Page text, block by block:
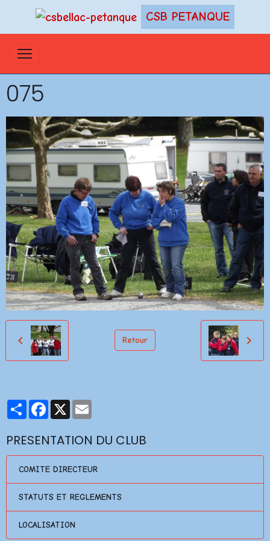
CSB PETANQUE
075
Retour
PartagerFacebook
X
PRESENTATION DU CLUB
COMITE DIRECTEUR
STATUTS ET REGLEMENTS
LOCALISATION